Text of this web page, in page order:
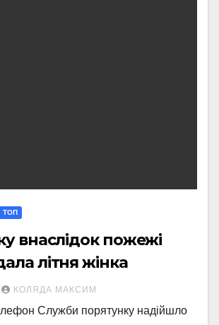
ТОП
внаслідок пожежі
літня жінка
КОЛЯДА МАКСИМ
Служби порятунку надійшло